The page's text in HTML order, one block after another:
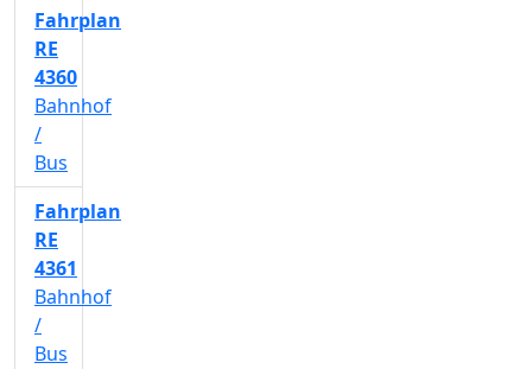
Fahrplan
RE
4360
Bahnhof
/
Bus
Fahrplan
RE
4361
Bahnhof
/
Bus